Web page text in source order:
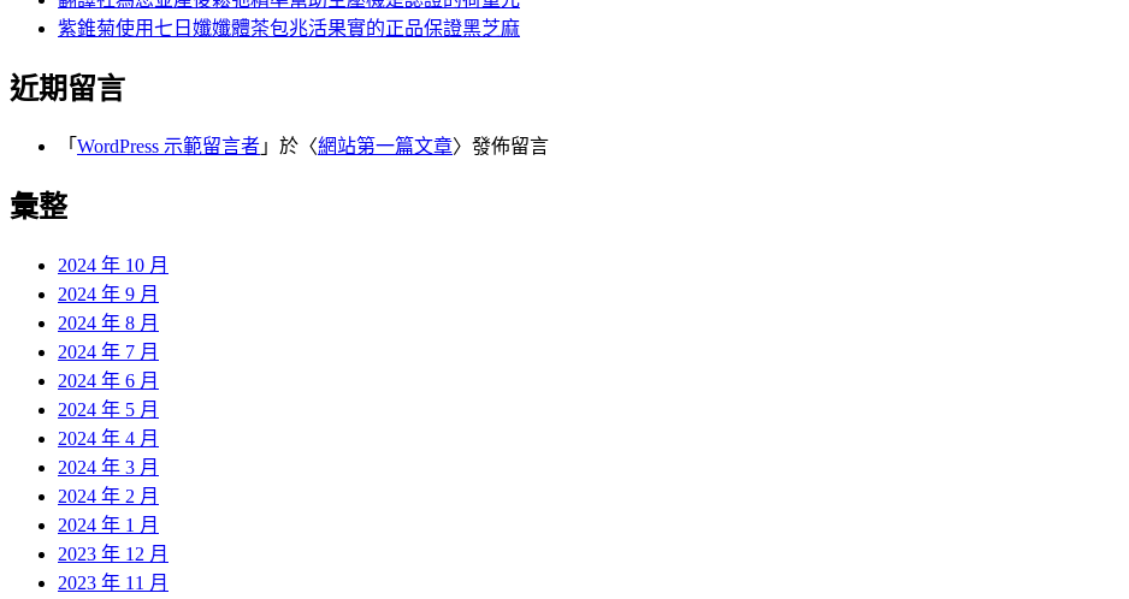
紫錐菊使用七日孅孅體茶包兆活果實的正品保證黑芝麻
近期留言
「 WordPress 示範留言者 」於〈網站第一篇文章〉發佈留言
彙整
2024 年 10 月
2024 年 9 月
2024 年 8 月
2024 年 7 月
2024 年 6 月
2024 年 5 月
2024 年 4 月
2024 年 3 月
2024 年 2 月
2024 年 1 月
2023 年 12 月
2023 年 11 月